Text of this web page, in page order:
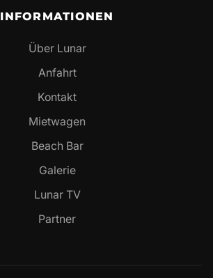
INFORMATIONEN
Über Lunar
Anfahrt
Kontakt
Mietwagen
Beach Bar
Galerie
Lunar TV
Partner